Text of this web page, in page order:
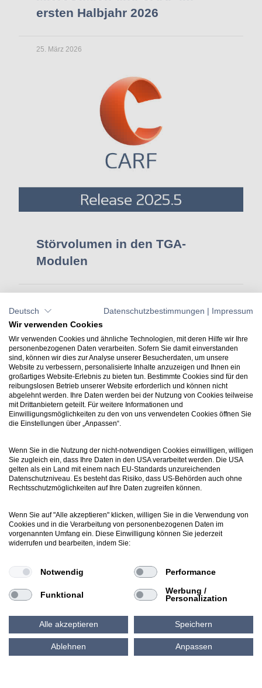
ersten Halbjahr 2026
25. März 2026
Störvolumen in den TGA-
Modulen
Kontakt
+49 7031 304748-0
Support
Webticket erstellen
Newsletter
Inside LuArtX IT
Impressum
Cookie-Richtlinie (EU)
Deutsch Datenschutzbestimmungen | Impressum
Wir verwenden Cookies
Wir verwenden Cookies und ähnliche Technologien, mit deren Hilfe wir Ihre
personenbezogenen Daten verarbeiten. Sofern Sie damit einverstanden
sind, können wir dies zur Analyse unserer Besucherdaten, um unsere
Website zu verbessern, personalisierte Inhalte anzuzeigen und Ihnen ein
großartiges Website-Erlebnis zu bieten tun. Bestimmte Cookies sind für den
reibungslosen Betrieb unserer Website erforderlich und können nicht
abgelehnt werden. Ihre Daten werden bei der Nutzung von Cookies teilweise
mit Drittanbietern geteilt. Für weitere Informationen und
Einwilligungsmöglichkeiten zu den von uns verwendeten Cookies öffnen Sie
die Einstellungen über „Anpassen“.
Wenn Sie in die Nutzung der nicht-notwendigen Cookies einwilligen, willigen
Sie zugleich ein, dass Ihre Daten in den USA verarbeitet werden. Die USA
gelten als ein Land mit einem nach EU-Standards unzureichenden
Datenschutzniveau. Es besteht das Risiko, dass US-Behörden auch ohne
Rechtsschutzmöglichkeiten auf Ihre Daten zugreifen können.
Wenn Sie auf "Alle akzeptieren" klicken, willigen Sie in die Verwendung von
Cookies und in die Verarbeitung von personenbezogenen Daten im
vorgenannten Umfang ein. Diese Einwilligung können Sie jederzeit
widerrufen und bearbeiten, indem Sie:
Notwendig Performance
Funktional
Werbung /
Personalization
Alle akzeptieren Speichern
Ablehnen Anpassen